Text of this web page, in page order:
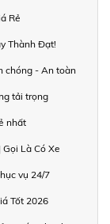
Rẻ
Thành Đạt!
chóng - An toàn
tải trọng
nhất
Là Có Xe
vụ 24/7
Tốt 2026